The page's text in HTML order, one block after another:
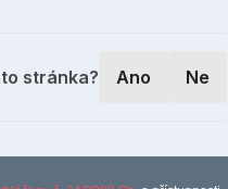
stránka? Ano Ne